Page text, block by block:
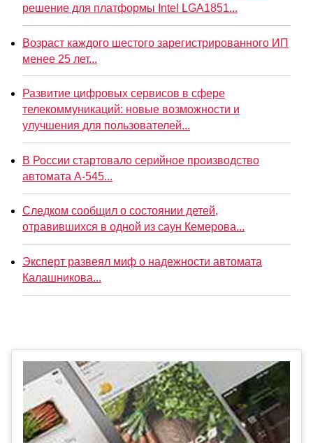
решение для платформы Intel LGA1851...
Возраст каждого шестого зарегистрированного ИП
менее 25 лет...
Развитие цифровых сервисов в сфере
телекоммуникаций: новые возможности и
улучшения для пользователей...
В России стартовало серийное производство
автомата А-545...
Следком сообщил о состоянии детей,
отравившихся в одной из саун Кемерова...
Эксперт развеял миф о надежности автомата
Калашникова...